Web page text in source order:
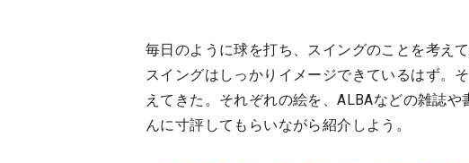
毎日のように球を打ち、スイングのことを考え
スイングはしっかりイメージできているはず。
えてきた。それぞれの絵を、ALBAなどの雑誌
んに寸評してもらいながら紹介しよう。